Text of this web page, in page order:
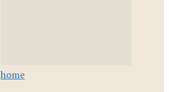
home